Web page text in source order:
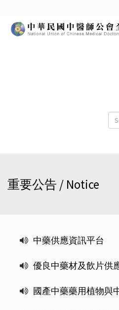
重要公告 / Notice
中藥供應資訊平台
優良中藥材及飲片供
國產中藥藥用植物與